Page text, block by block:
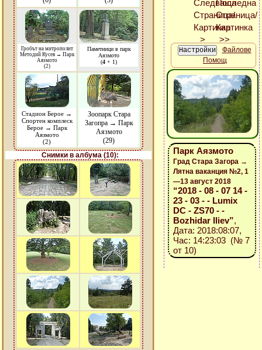
Гробът на митрополит
Методий Кусев → Парк
Аязмото
(2)
Паметници в парк
Аязмото
(4 + 1)
Стадион Берое →
Спортен комплеск
Берое → Парк
Аязмото
(2)
Зоопарк Стара
Загопра → Парк
Аязмото
(29)
Снимки в албума (10):
Файлове
Помощ
Парк Аязмото
Град Стара Загора →
Лятна ваканция №2, 1
—13 август 2018
“2018 - 08 - 07 14 -
23 - 03 - - Lumix
DC - ZS70 - -
Bozhidar Iliev”,
Дата: 2018:08:07,
Час: 14:23:03 (№ 7
от 10)